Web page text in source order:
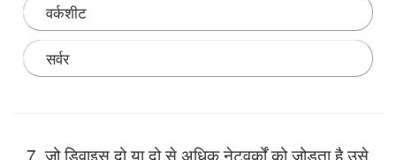
वर्कशीट
सर्वर
7. जो डिवाइस दो या दो से अधिक नेटवर्कों को जोड़ता है उसे